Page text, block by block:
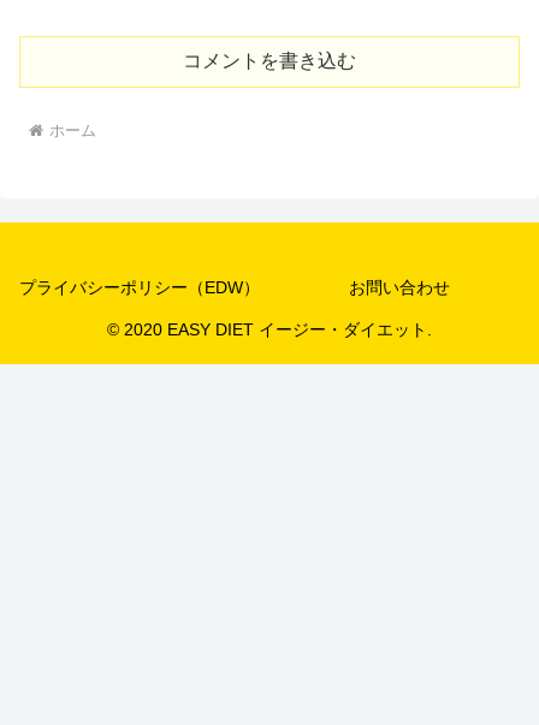
コメントを書き込む
ホーム
プライバシーポリシー（EDW） お問い合わせ
© 2020 EASY DIET イージー・ダイエット.